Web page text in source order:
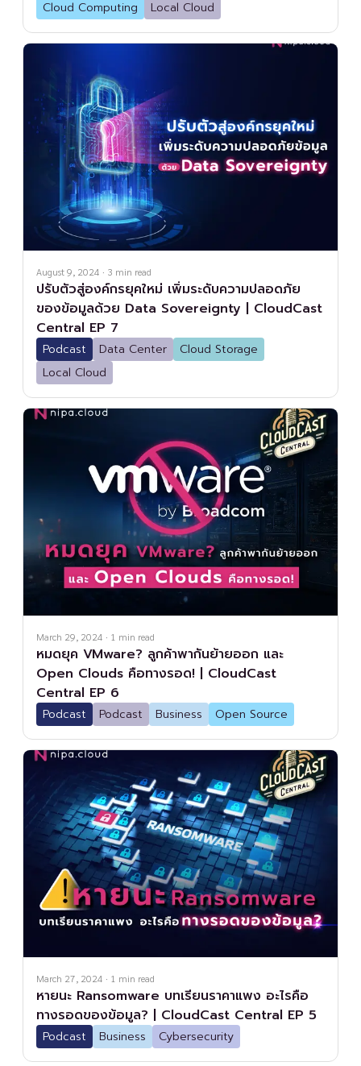
Cloud Computing Local Cloud
August 9, 2024 · 3 min read
ปรับตัวสู่องค์กรยุคใหม่ เพิ่มระดับความปลอดภัย
ของข้อมูลด้วย Data Sovereignty | CloudCast
Central EP 7
Podcast Data Center
Cloud Storage
Local Cloud
March 29, 2024 · 1 min read
หมดยุค VMware? ลูกค้าพากันย้ายออก และ
Open Clouds คือทางรอด! | CloudCast
Central EP 6
Podcast Podcast Business Open Source
March 27, 2024 · 1 min read
หายนะ Ransomware บทเรียนราคาแพง อะไรคือ
ทางรอดของข้อมูล? | CloudCast Central EP 5
Podcast Business Cybersecurity